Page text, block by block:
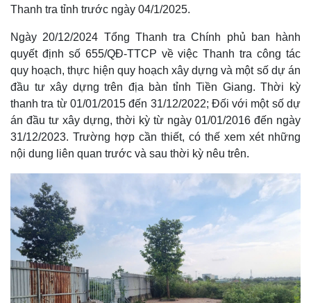
Thanh tra tỉnh trước ngày 04/1/2025.
Ngày 20/12/2024 Tổng Thanh tra Chính phủ ban hành
quyết định số 655/QĐ-TTCP về việc Thanh tra công tác
quy hoạch, thực hiện quy hoạch xây dựng và một số dự án
đầu tư xây dựng trên địa bàn tỉnh Tiền Giang. Thời kỳ
thanh tra từ 01/01/2015 đến 31/12/2022; Đối với một số dự
án đầu tư xây dựng, thời kỳ từ ngày 01/01/2016 đến ngày
31/12/2023. Trường hợp cần thiết, có thế xem xét những
nội dung liên quan trước và sau thời kỳ nêu trên.